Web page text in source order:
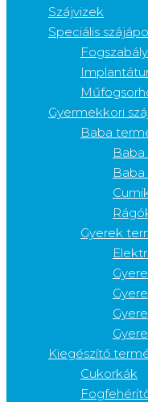
Szájvizek
Speciális
Gyermekkori
Baba
Gyerek
Kiegészítő
Cukorkák